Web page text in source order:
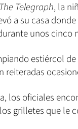
The Telegraph, la
a su casa
unos cinco
estiércol
reiteradas
los oficiales
grilletes que le